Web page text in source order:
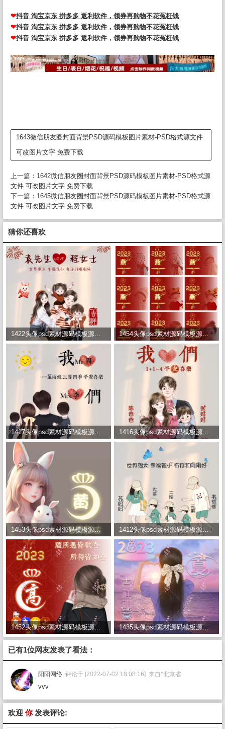
❤抖音 淘宝京东 拼多多 返利软件，领券再购物不花冤枉钱
❤抖音 淘宝京东 拼多多 返利软件，领券再购物不花冤枉钱
❤抖音 淘宝京东 拼多多 返利软件，领券再购物不花冤枉钱
1643微信朋友圈封面背景PSD源码模板图片素材-PSD格式源文件
可改图片文字 免费下载
上一篇： 1642微信朋友圈封面背景PSD源码模板图片素材-PSD格式源
文件 可改图片文字 免费下载
下一篇： 1645微信朋友圈封面背景PSD源码模板图片素材-PSD格式源
文件 可改图片文字 免费下载
猜你还喜欢
1422头像psd素材源码模板源文件 QQ微信抖音快手小红书很火的签名百家姓氏头像制作教程软件 1454头像psd素材源码模板源文件 QQ微信抖音快手小红书很火的签名百家姓氏头像制作教程软件
1453头像psd素材源码模板源文件 QQ微信抖音快手小红书很火的签名百家姓氏头像制作教程软件
1452头像psd素材源码模板源文件 QQ微信抖音快手小红书很火的签名百家姓氏头像制作教程软件 1435头像psd素材源码模板源文件 QQ微信抖音快手小红书很火的签名百家姓氏头像制作教程软件
已有1位网友发表了看法：
阳阳网络 评论于 [2022-07-02 18:08:16] 来自*北京省
vvv
欢迎 你发表评论: